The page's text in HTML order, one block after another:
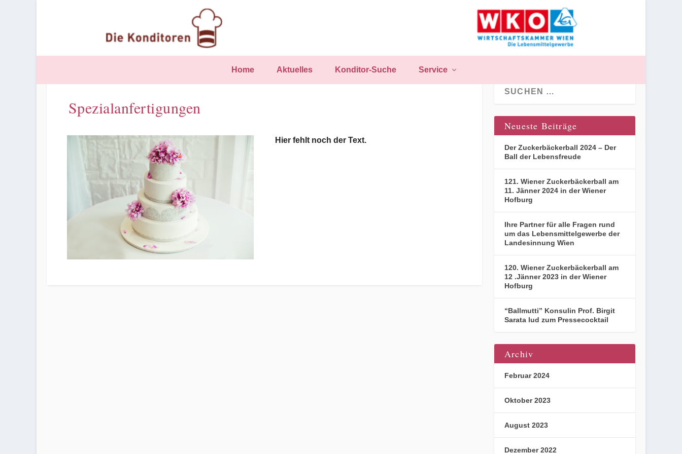
Home Aktuelles Konditor-Suche Service
Spezialanfertigungen
Hier fehlt noch der Text.
Neueste Beiträge
Der Zuckerbäckerball 2024 – Der
Ball der Lebensfreude
121. Wiener Zuckerbäckerball am
11. Jänner 2024 in der Wiener
Hofburg
Ihre Partner für alle Fragen rund
um das Lebensmittelgewerbe der
Landesinnung Wien
120. Wiener Zuckerbäckerball am
12 .Jänner 2023 in der Wiener
Hofburg
“Ballmutti” Konsulin Prof. Birgit
Sarata lud zum Pressecocktail
Archiv
Februar 2024
Oktober 2023
August 2023
Dezember 2022